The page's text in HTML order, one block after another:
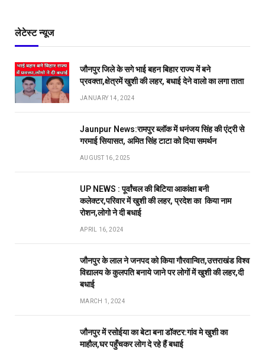
लेटेस्ट न्यूज
जौनपुर जिले के सगे भाई बहन बिहार राज्य में बने
प्रवक्ता,क्षेत्रमें खुशी की लहर, बधाई देने वालो का लगा ताता
JANUARY 14, 2024
Jaunpur News:रामपुर ब्लॉक में धनंजय सिंह की एंट्री से
गरमाई सियासत, अमित सिंह टाटा को दिया समर्थन
AUGUST 16, 2025
UP NEWS : पूर्वांचल की बिटिया आकांक्षा बनी
कलेक्टर,परिवार में खुशी की लहर, प्रदेश का किया नाम
रोशन,लोगो ने दी बधाई
APRIL 16, 2024
जौनपुर के लाल ने जनपद को किया गौरवान्वित,उत्तराखंड विश्व
विद्यालय के कुलपति बनाये जाने पर लोगों में खुशी की लहर,दी
बधाई
MARCH 1, 2024
जौनपुर में रसोईया का बेटा बना डॉक्टर:गांव मे खुशी का
माहौल,घर पहुँचकर लोग दे रहे हैं बधाई